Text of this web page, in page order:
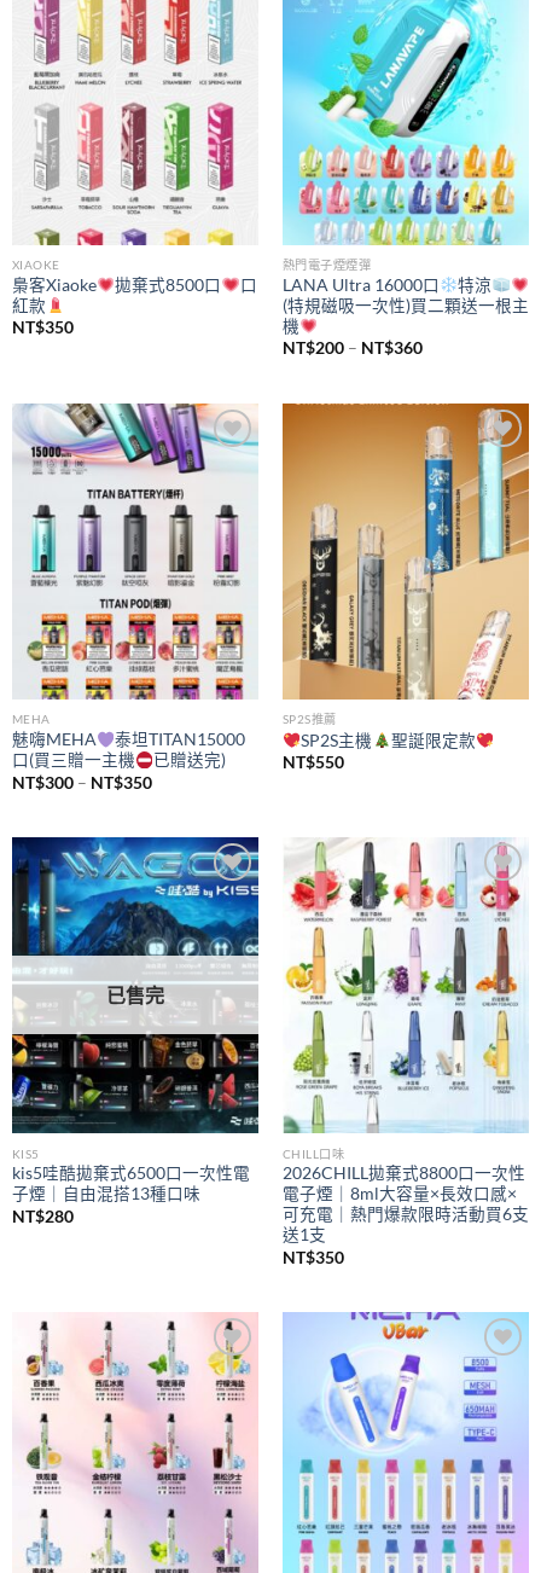
Add to
wishlist
XIAOKE
梟客Xiaoke 拋棄式8500口
口
紅款
NT$350
Add to
wishlist
熱門電子煙煙彈
LANA Ultra 16000口
特涼
(特規磁吸一次性)買二顆送一根主
機
NT$200 – NT$360價
NT$200
到
NT$360
Add to
MEHA
魅嗨MEHA
泰坦TITAN15000
口(買三贈一主機
已贈送完)
NT$300 – NT$350價
NT$300
到
NT$350
Add to
wishlist
SP2S推薦
SP2S主機
聖誕限定款
NT$550
Add to
wishlist
已售完
KIS5
kis5哇酷拋棄式6500口一次性電
子煙｜自由混搭13種口味
NT$280
Add to
wishlist
CHILL口味
2026CHILL拋棄式8800口一次性
電子煙｜8ml大容量×長效口感×
可充電｜熱門爆款限時活動買6支
送1支
NT$350
Add to
wishlist
Add to
wishlist